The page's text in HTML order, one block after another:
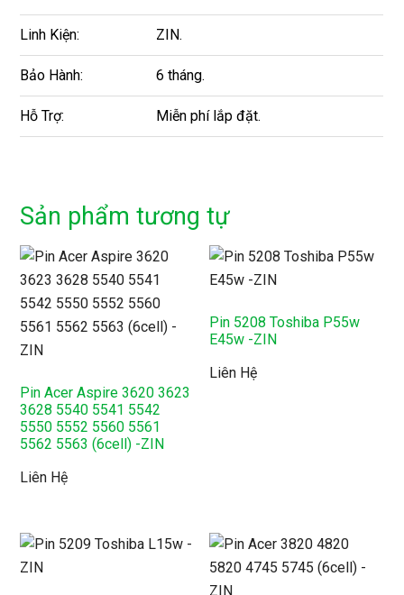
Linh Kiện: ZIN.
Bảo Hành: 6 tháng.
Hỗ Trợ: Miễn phí lắp đặt.
Sản phẩm tương tự
Pin Acer Aspire 3620 3623
3628 5540 5541 5542
5550 5552 5560 5561
5562 5563 (6cell) -ZIN
Liên Hệ
Pin 5208 Toshiba P55w
E45w -ZIN
Liên Hệ